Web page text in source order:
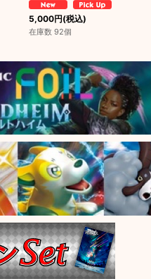
5,000円(税込)
在庫数 92個